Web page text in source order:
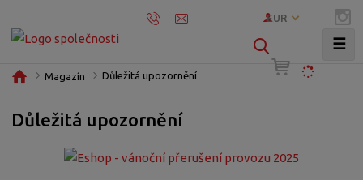
EUR
y
a
☰
o
d
Magazín Důležitá upozornění
Důležitá upozornění